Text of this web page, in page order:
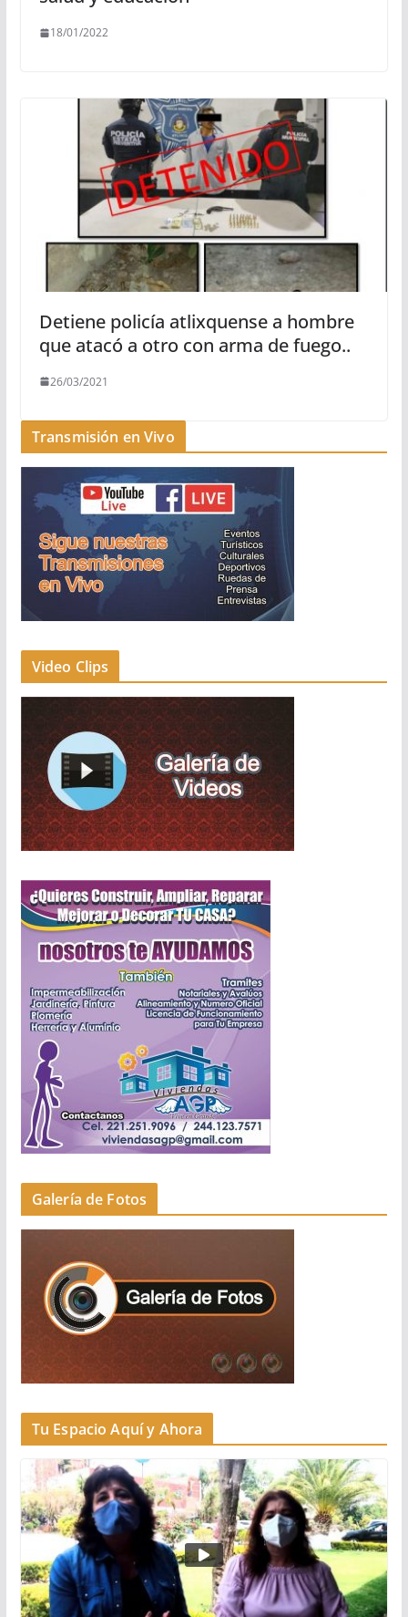
18/01/2022
Detiene policía atlixquense a hombre
que atacó a otro con arma de fuego..
26/03/2021
Transmisión en Vivo
Video Clips
Galería de Fotos
Tu Espacio Aquí y Ahora